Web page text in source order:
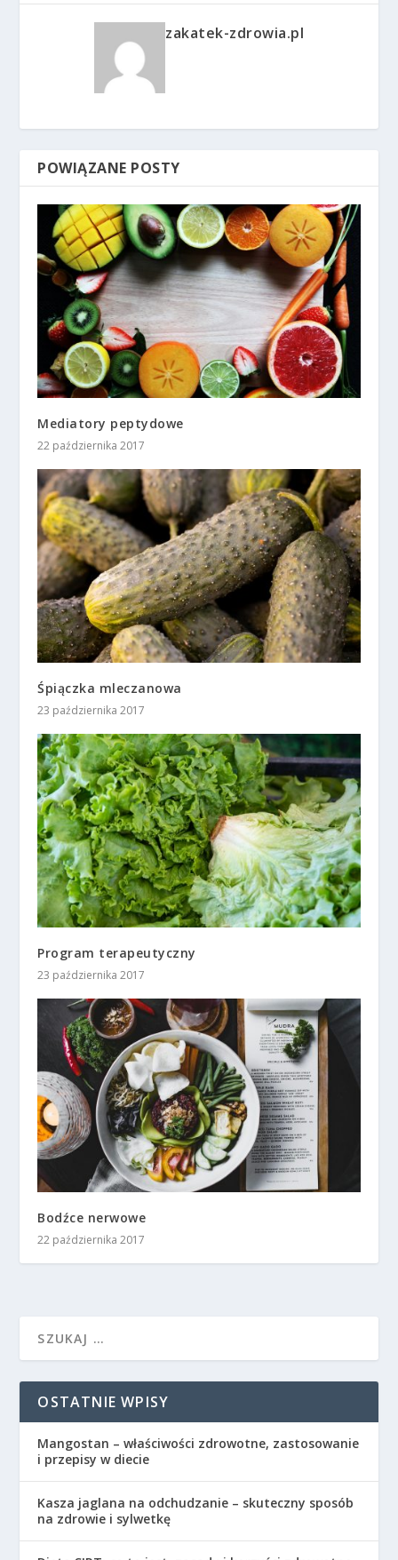
zakatek-zdrowia.pl
POWIĄZANE POSTY
Mediatory peptydowe
22 października 2017
Śpiączka mleczanowa
23 października 2017
Program terapeutyczny
23 października 2017
Bodźce nerwowe
22 października 2017
OSTATNIE WPISY
Mangostan – właściwości zdrowotne, zastosowanie
i przepisy w diecie
Kasza jaglana na odchudzanie – skuteczny sposób
na zdrowie i sylwetkę